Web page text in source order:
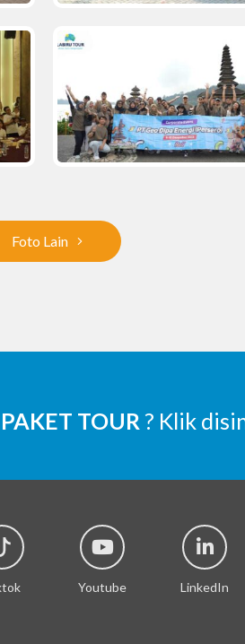
Foto Lain
TOUR ? Klik
Youtube LinkedIn